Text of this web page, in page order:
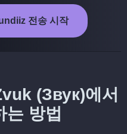
전송 시작
(Звук)에서
방법